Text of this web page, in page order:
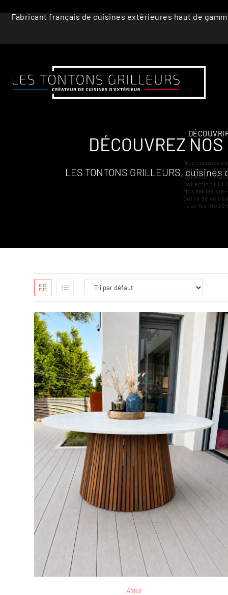
Fabricant français de cuisines extérieures haut de
Nos cuisines
Collection
Collection
Collection
Nos tables
Outils de
Tous les
DÉCOUVREZ
LES TONTONS GRILLEURS,
Alma